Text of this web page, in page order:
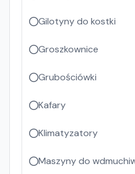
Gilotyny do kostki
Groszkownice
Grubościówki
Kafary
Klimatyzatory
Maszyny do